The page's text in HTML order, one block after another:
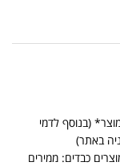
שליחים בתוספת של 35 שח למוצר* (בנוסף לדמי
באתר)
כבדים: ממירים